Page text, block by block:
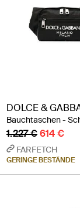
DOLCE &
Bauchtaschen -
1.227 €614 €
FARFETCH
GERINGE BESTÄNDE